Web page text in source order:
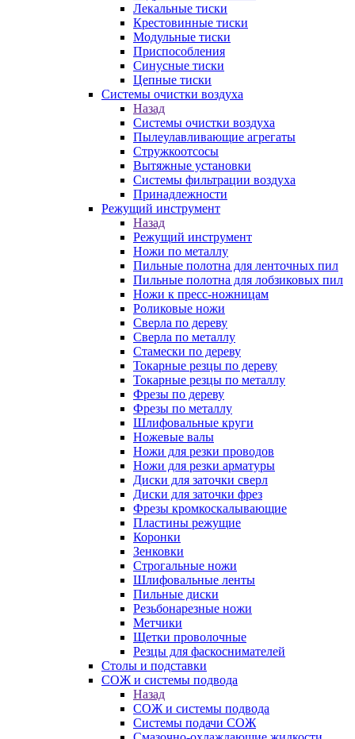
Лекальные тиски
Крестовинные тиски
Модульные тиски
Приспособления
Синусные тиски
Цепные тиски
Системы очистки воздуха
Назад
Системы очистки воздуха
Пылеулавливающие агрегаты
Стружкоотсосы
Вытяжные установки
Системы фильтрации воздуха
Принадлежности
Режущий инструмент
Назад
Режущий инструмент
Ножи по металлу
Пильные полотна для ленточных пил
Пильные полотна для лобзиковых пил
Ножи к пресс-ножницам
Роликовые ножи
Сверла по дереву
Сверла по металлу
Стамески по дереву
Токарные резцы по дереву
Токарные резцы по металлу
Фрезы по дереву
Фрезы по металлу
Шлифовальные круги
Ножевые валы
Ножи для резки проводов
Ножи для резки арматуры
Диски для заточки сверл
Диски для заточки фрез
Фрезы кромкоскалывающие
Пластины режущие
Коронки
Зенковки
Строгальные ножи
Шлифовальные ленты
Пильные диски
Резьбонарезные ножи
Метчики
Щетки проволочные
Резцы для фаскоснимателей
Столы и подставки
СОЖ и системы подвода
Назад
СОЖ и системы подвода
Системы подачи СОЖ